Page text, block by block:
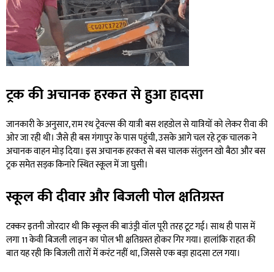
ट्रक की अचानक हरकत से हुआ हादसा
जानकारी के अनुसार, राम रथ ट्रेवल्स की यात्री बस शहडोल से यात्रियों को लेकर रीवा की
ओर जा रही थी। जैसे ही बस गंगापुर के पास पहुंची, उसके आगे चल रहे ट्रक चालक ने
अचानक वाहन मोड़ दिया। इस अचानक हरकत से बस चालक संतुलन खो बैठा और बस
ट्रक समेत सड़क किनारे स्थित स्कूल में जा घुसी।
स्कूल की दीवार और बिजली पोल क्षतिग्रस्त
टक्कर इतनी जोरदार थी कि स्कूल की बाउंड्री वॉल पूरी तरह टूट गई। साथ ही पास में
लगा 11 केवी बिजली लाइन का पोल भी क्षतिग्रस्त होकर गिर गया। हालांकि राहत की
बात यह रही कि बिजली तारों में करंट नहीं था, जिससे एक बड़ा हादसा टल गया।